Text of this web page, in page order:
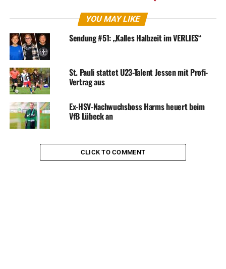
YOU MAY LIKE
Sendung #51: „Kalles Halbzeit im VERLIES“
St. Pauli stattet U23-Talent Jessen mit Profi-
Vertrag aus
Ex-HSV-Nachwuchsboss Harms heuert beim
VfB Lübeck an
CLICK TO COMMENT